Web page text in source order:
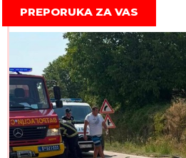
PREPORUKA ZA VAS